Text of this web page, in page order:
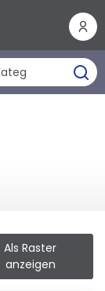
Als Raster
anzeigen